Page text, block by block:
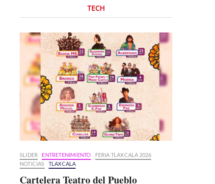
TECH
SLIDER ENTRETENIMIENTO
FERIA TLAXCALA 2026
NOTICIAS
TLAXCALA
Cartelera Teatro del Pueblo